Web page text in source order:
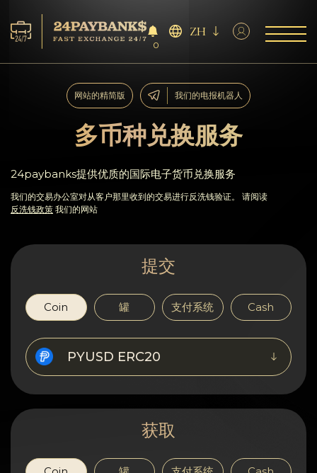
服务
合作伙伴
反馈
规则
隐私
联系方式
Wiki
0
ZH
多币种兑换服务
网站的精简版 我们的电报机器人
24paybanks提供优质的国际电子货币兑换服务
我们的交易办公室对从客户那里收到的交易进行反洗钱验证。 请阅读
反洗钱政策 我们的网站
提交
Coin 罐 支付系统 Cash
PYUSD ERC20
获取